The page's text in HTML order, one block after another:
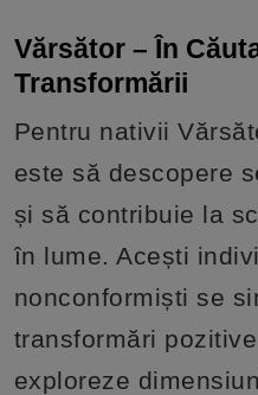
Vărsător – În
Transformării
Pentru nativii
este să descopere
și să contribuie la
în lume. Acești
nonconformiști se
transformări
exploreze